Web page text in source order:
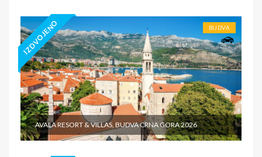
IZDVOJENO BUDVA
AVALA RESORT & VILLAS, BUDVA CRNA GORA 2026